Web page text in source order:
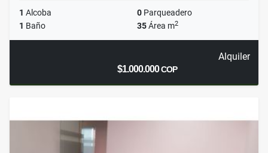
1 Alcoba 0 Parqueadero
1 Baño 35Área m2
Alquiler
$1.000.000COP